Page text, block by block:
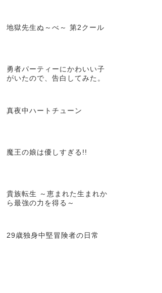
地獄先生ぬ～べ～ 第2クール
勇者パーティーにかわいい子
がいたので、告白してみた。
真夜中ハートチューン
魔王の娘は優しすぎる!!
貴族転生 ～恵まれた生まれか
ら最強の力を得る～
29歳独身中堅冒険者の日常